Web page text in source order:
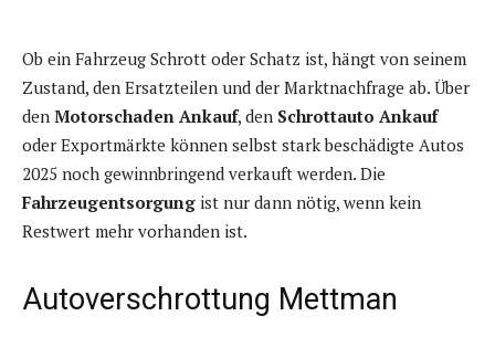
Ob ein Fahrzeug Schrott oder Schatz ist, hängt von seinem
Zustand, den Ersatzteilen und der Marktnachfrage ab. Über
den Motorschaden Ankauf, den Schrottauto Ankauf
oder Exportmärkte können selbst stark beschädigte Autos
2025 noch gewinnbringend verkauft werden. Die
Fahrzeugentsorgung ist nur dann nötig, wenn kein
Restwert mehr vorhanden ist.
Autoverschrottung Mettman